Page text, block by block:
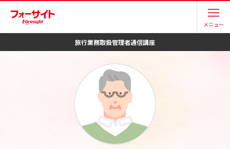
メニュー
旅行業務取扱管理者通信講座